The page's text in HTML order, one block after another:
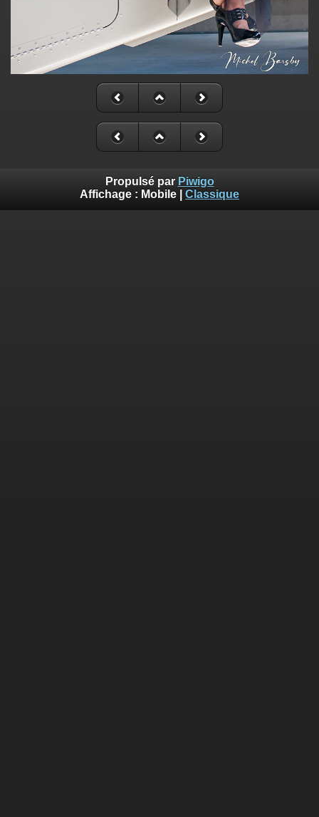
Propulsé par Piwigo
Affichage : Mobile Classique